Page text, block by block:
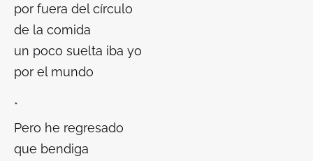
por fuera del círculo
de la comida
un poco suelta iba yo
por el mundo
*
Pero he regresado
que bendiga